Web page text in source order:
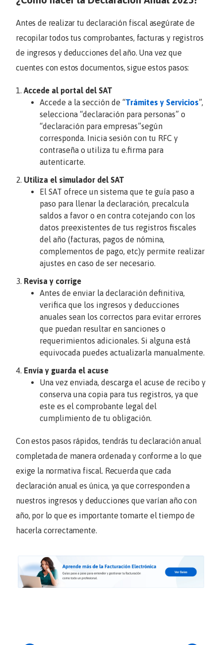
Antes de realizar tu declaración fiscal asegúrate de
recopilar todos tus comprobantes, facturas y registros
de ingresos y deducciones del año. Una vez que
cuentes con estos documentos, sigue estos pasos:
Accede al portal del SAT
Accede a la sección de “Trámites y Servicios”,
selecciona “declaración para personas” o
“declaración para empresas”según
corresponda. Inicia sesión con tu RFC y
contraseña o utiliza tu e.firma para
autenticarte.
Utiliza el simulador del SAT
El SAT ofrece un sistema que te guía paso a
paso para llenar la declaración, precalcula
saldos a favor o en contra cotejando con los
datos preexistentes de tus registros fiscales
del año (facturas, pagos de nómina,
complementos de pago, etc)y permite realizar
ajustes en caso de ser necesario.
Revisa y corrige
Antes de enviar la declaración definitiva,
verifica que los ingresos y deducciones
anuales sean los correctos para evitar errores
que puedan resultar en sanciones o
requerimientos adicionales. Si alguna está
equivocada puedes actualizarla manualmente.
Envía y guarda el acuse
Una vez enviada, descarga el acuse de recibo y
conserva una copia para tus registros, ya que
este es el comprobante legal del
cumplimiento de tu obligación.
Con estos pasos rápidos, tendrás tu declaración anual
completada de manera ordenada y conforme a lo que
exige la normativa fiscal. Recuerda que cada
declaración anual es única, ya que corresponden a
nuestros ingresos y deducciones que varían año con
año, por lo que es importante tomarte el tiempo de
hacerla correctamente.